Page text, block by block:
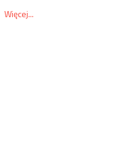
Więcej...